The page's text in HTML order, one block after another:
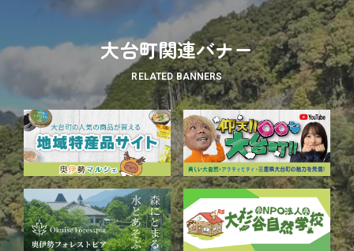
大台町関連バナー
RELATED BANNERS